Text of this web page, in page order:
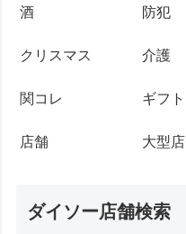
酒 防犯
クリスマス 介護
関コレ ギフト
店舗 大型店
ダイソー店舗検索